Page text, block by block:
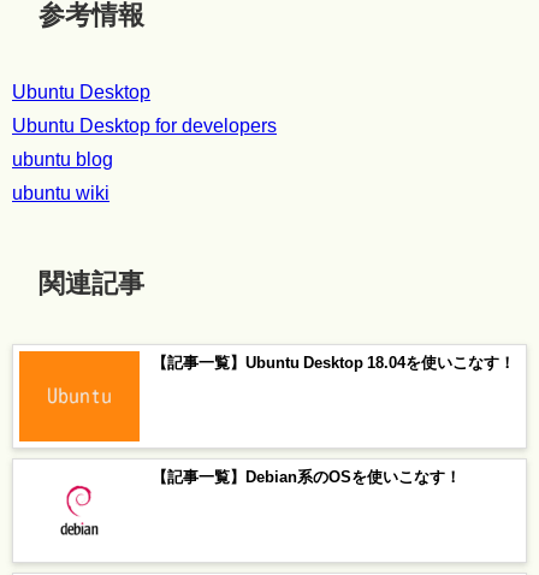
参考情報
Ubuntu Desktop
Ubuntu Desktop for developers
ubuntu blog
ubuntu wiki
関連記事
【記事一覧】Ubuntu Desktop 18.04を使いこなす！
【記事一覧】Debian系のOSを使いこなす！